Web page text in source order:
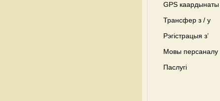
GPS каардынаты
Трансфер з / у
Рэгістрацыя з’
Мовы персаналу
Паслугі